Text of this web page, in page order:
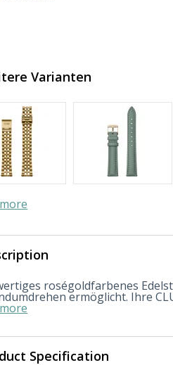
Varianten
roségoldfarbenes
ermöglicht. Ihre
Specification